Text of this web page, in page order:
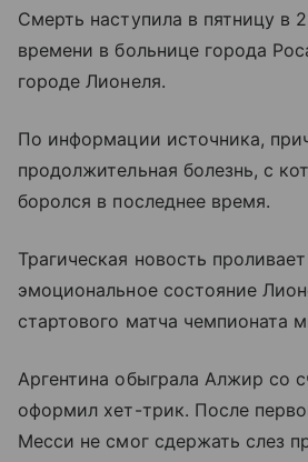
Смерть наступила в пятницу в
времени в больнице города
городе Лионеля.
По информации источника,
продолжительная болезнь, с
боролся в последнее время.
Трагическая новость
эмоциональное состояние
стартового матча чемпионата
Аргентина обыграла Алжир со
оформил хет-трик. После
Месси не смог сдержать слез